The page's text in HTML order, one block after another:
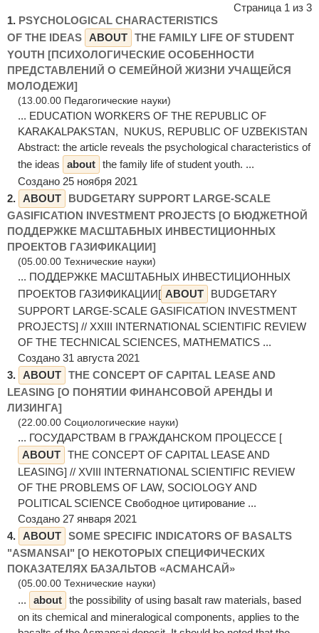
Страница 1 из 3
1. PSYCHOLOGICAL CHARACTERISTICS
OF THE IDEAS ABOUT THE FAMILY LIFE OF STUDENT
YOUTH [ПСИХОЛОГИЧЕСКИЕ ОСОБЕННОСТИ
ПРЕДСТАВЛЕНИЙ О СЕМЕЙНОЙ ЖИЗНИ УЧАЩЕЙСЯ
МОЛОДЕЖИ]
(13.00.00 Педагогические науки)
... EDUCATION WORKERS OF THE REPUBLIC OF
KARAKALPAKSTAN, NUKUS, REPUBLIC OF UZBEKISTAN
Abstract: the article reveals the psychological characteristics of
the ideas
about the family life of student youth. ...
Создано 25 ноября 2021
2. ABOUT
BUDGETARY SUPPORT LARGE-SCALE
GASIFICATION INVESTMENT PROJECTS [О БЮДЖЕТНОЙ
ПОДДЕРЖКЕ МАСШТАБНЫХ ИНВЕСТИЦИОННЫХ
ПРОЕКТОВ ГАЗИФИКАЦИИ]
(05.00.00 Технические науки)
... ПОДДЕРЖКЕ МАСШТАБНЫХ ИНВЕСТИЦИОННЫХ
ПРОЕКТОВ ГАЗИФИКАЦИИ[ ABOUT
BUDGETARY
SUPPORT LARGE-SCALE GASIFICATION INVESTMENT
PROJECTS] // XXIII INTERNATIONAL SCIENTIFIC REVIEW
OF THE TECHNICAL SCIENCES, MATHEMATICS ...
Создано 31 августа 2021
3. ABOUT THE CONCEPT OF CAPITAL LEASE AND
LEASING [О ПОНЯТИИ ФИНАНСОВОЙ АРЕНДЫ И
ЛИЗИНГА]
(22.00.00 Социологические науки)
... ГОСУДАРСТВАМ В ГРАЖДАНСКОМ ПРОЦЕССЕ [
ABOUT THE CONCEPT OF CAPITAL LEASE AND
LEASING] // XVIII INTERNATIONAL SCIENTIFIC REVIEW
OF THE PROBLEMS OF LAW, SOCIOLOGY AND
POLITICAL SCIENCE Свободное цитирование ...
Создано 27 января 2021
4. ABOUT SOME SPECIFIC INDICATORS OF BASALTS
"ASMANSAI" [О НЕКОТОРЫХ СПЕЦИФИЧЕСКИХ
ПОКАЗАТЕЛЯХ БАЗАЛЬТОВ «АСМАНСАЙ»
(05.00.00 Технические науки)
... about the possibility of using basalt raw materials, based
on its chemical and mineralogical components, applies to the